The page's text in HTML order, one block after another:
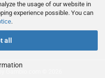
the usage of our website in
experience possible. You can
.
all